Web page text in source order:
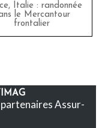
Italie : randonnée
le Mercantour
frontalier
Assur-